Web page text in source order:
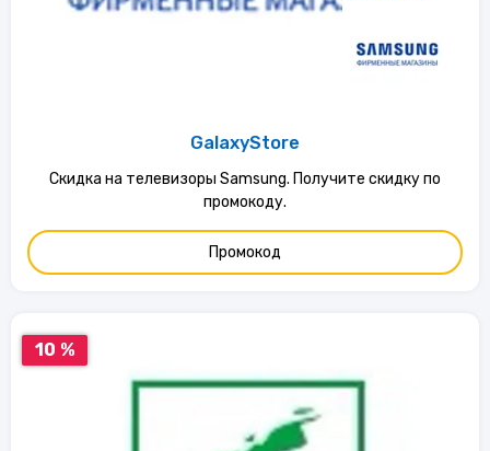
GalaxyStore
Скидка на телевизоры Samsung. Получите скидку по
промокоду.
Промокод
10 %